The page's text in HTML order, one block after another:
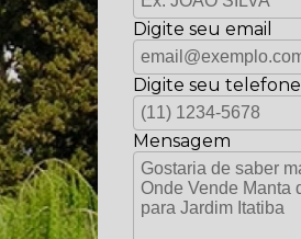
Digite seu email
Digite seu telefone
Mensagem